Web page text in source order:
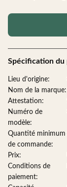
Spécification du
Lieu d'origine:
Nom de la marque:
Attestation:
Numéro de
modèle:
Quantité minimum
de commande:
Prix:
Conditions de
paiement: